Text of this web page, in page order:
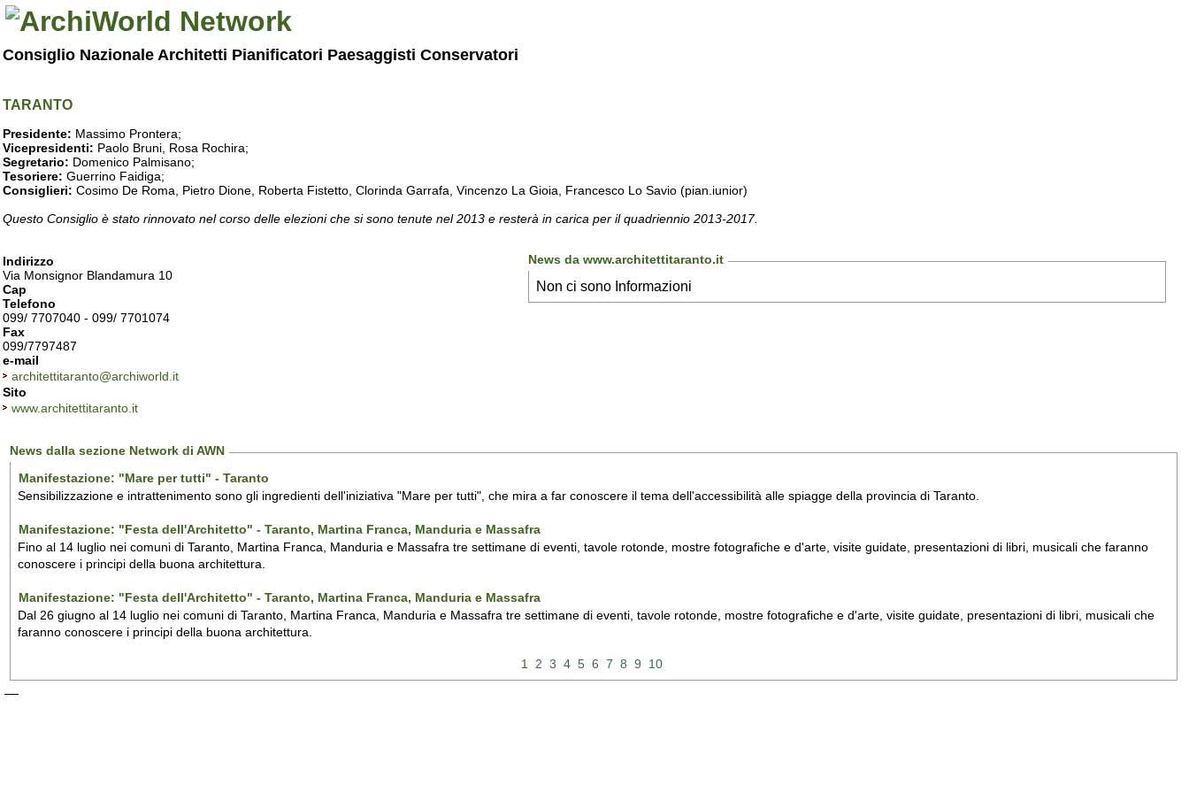
Consiglio Nazionale Architetti Pianificatori Paesaggisti Conservatori
TARANTO
Presidente: Massimo Prontera;
Vicepresidenti: Paolo Bruni, Rosa Rochira;
Segretario: Domenico Palmisano;
Tesoriere: Guerrino Faidiga;
Consiglieri: Cosimo De Roma, Pietro Dione, Roberta Fistetto, Clorinda Garrafa, Vincenzo La Gioia, Francesco Lo Savio (pian.iunior)
Questo Consiglio è stato rinnovato nel corso delle elezioni che si sono tenute nel 2013 e resterà in carica per il quadriennio 2013-2017.
Indirizzo
Via Monsignor Blandamura 10
Cap
Telefono
099/ 7707040 - 099/ 7701074
Fax
099/7797487
e-mail
architettitaranto@archiworld.it
Sito
www.architettitaranto.it
News da www.architettitaranto.it
Non ci sono Informazioni
News dalla sezione Network di AWN
Manifestazione: "Mare per tutti" - Taranto
Sensibilizzazione e intrattenimento sono gli ingredienti dell'iniziativa "Mare per tutti", che mira a far conoscere il tema dell'accessibilità alle spiagge della provincia di Taranto.
Manifestazione: "Festa dell'Architetto" - Taranto, Martina Franca, Manduria e Massafra
Fino al 14 luglio nei comuni di Taranto, Martina Franca, Manduria e Massafra tre settimane di eventi, tavole rotonde, mostre fotografiche e d'arte, visite guidate, presentazioni di libri, musicali che faranno
conoscere i principi della buona architettura.
Manifestazione: "Festa dell'Architetto" - Taranto, Martina Franca, Manduria e Massafra
Dal 26 giugno al 14 luglio nei comuni di Taranto, Martina Franca, Manduria e Massafra tre settimane di eventi, tavole rotonde, mostre fotografiche e d'arte, visite guidate, presentazioni di libri, musicali che
faranno conoscere i principi della buona architettura.
1 2 3 4 5 6 7 8 9 10